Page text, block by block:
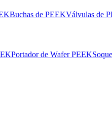
Buchas de PEEKVálvulas de
Portador de Wafer PEEK